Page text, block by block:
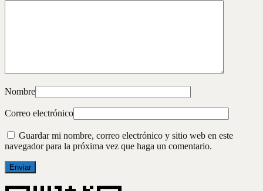
Nombre
Correo electrónico
Guardar mi nombre, correo electrónico y sitio web en este
navegador para la próxima vez que haga un comentario.